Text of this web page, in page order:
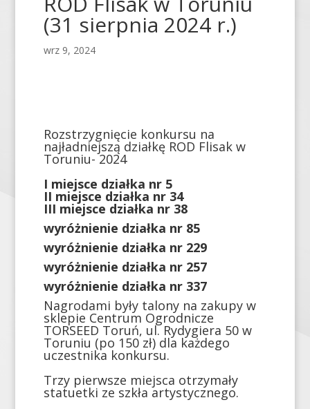
(31 sierpnia 2024 r.)
wrz 9, 2024
Rozstrzygnięcie konkursu na
najładniejszą działkę ROD Flisak w
Toruniu- 2024
I miejsce działka nr 5
II miejsce działka nr 34
III miejsce działka nr 38
wyróżnienie działka nr 85
wyróżnienie działka nr 229
wyróżnienie działka nr 257
wyróżnienie działka nr 337
Nagrodami były talony na zakupy w
sklepie Centrum Ogrodnicze
TORSEED Toruń, ul. Rydygiera 50 w
Toruniu (po 150 zł) dla każdego
uczestnika konkursu.
Trzy pierwsze miejsca otrzymały
statuetki ze szkła artystycznego.